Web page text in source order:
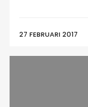
27 FEBRUARI 2017